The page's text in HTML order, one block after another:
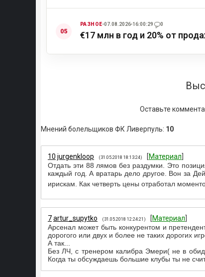
РАЗНОЕ 07.08.2026 16:00:29 0
€17 млн в год и 20% от
Оставьте
Мнений болельщиков ФК Ливерпуль: 10
10 jurgenkloop (31.05.2018 18:13:24) [Материал
Отдать эти 88 лямов без раздумки. Это
каждый год. А вратарь дело другое. Вон за
ирискам. Как четверть цены отработал
7artur_supytko (31.05.2018 12:24:21) [Материал
Арсенал может быть конкурентом и
дорогого или двух и более не таких дорогих
А так...
Без ЛЧ, с тренером калибра Эмери( не в
Когда ты обсуждаешь большие клубы ты не